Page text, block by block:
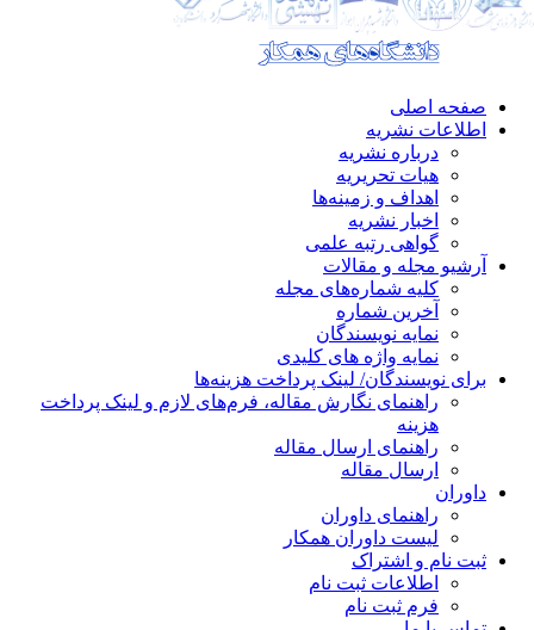
صفحه اصلی
اطلاعات نشریه
درباره نشریه
هیات تحریریه
اهداف و زمینه‌ها
اخبار نشریه
گواهی رتبه علمی
آرشیو مجله و مقالات
کلیه شماره‌های مجله
آخرین شماره
نمایه نویسندگان
نمایه واژه های کلیدی
برای نویسندگان/ لینک پرداخت هزینه‌ها
راهنمای نگارش مقاله، فرم‌های لازم و لینک پرداخت
هزینه
راهنمای ارسال مقاله
ارسال مقاله
داوران
راهنمای داوران
لیست داوران همکار
ثبت نام و اشتراک
اطلاعات ثبت نام
فرم ثبت نام